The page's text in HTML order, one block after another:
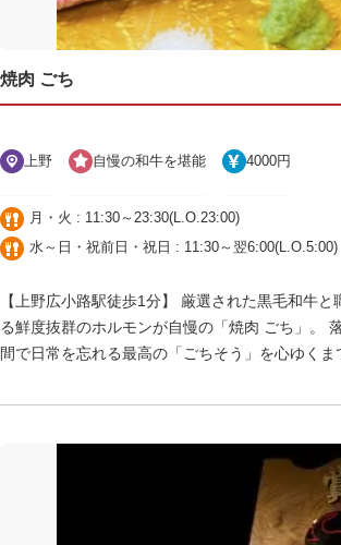
焼肉 ごち
上野 自慢の和牛を堪能 4000円
月・火 : 11:30～23:30(L.O.23:00)
水～日・祝前日・祝日 : 11:30～翌6:00(L.O.5:00)
【上野広小路駅徒歩1分】 厳選された黒毛和牛と
る鮮度抜群のホルモンが自慢の「焼肉 ごち」。
間で日常を忘れる最高の「ごちそう」を心ゆくま